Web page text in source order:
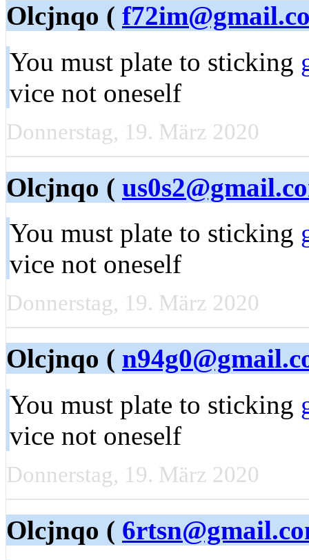
Olcjnqo (
You must plate to sticking
vice not oneself
Donnerstag, 19. März 2020
Olcjnqo (
You must plate to sticking
vice not oneself
Donnerstag, 19. März 2020
Olcjnqo (
You must plate to sticking
vice not oneself
Donnerstag, 19. März 2020
Olcjnqo (